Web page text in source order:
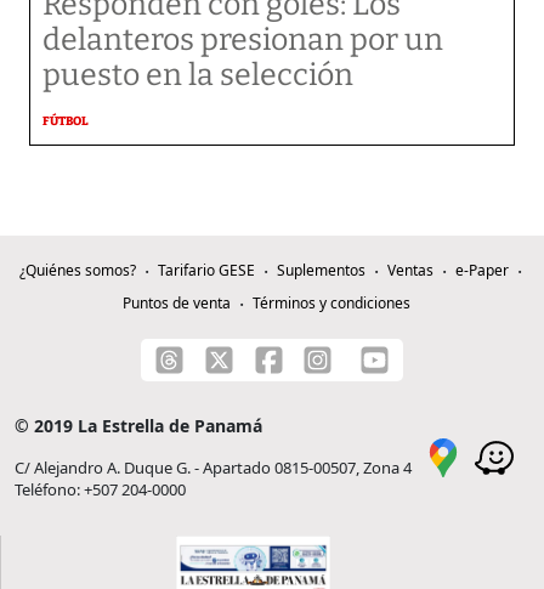
delanteros presionan por un
puesto en la selección
FÚTBOL
¿Quiénes somos? Tarifario GESE Suplementos Ventas
e-Paper
Puntos de venta
Términos y condiciones
© 2019 La Estrella de Panamá
C/ Alejandro A. Duque G. - Apartado 0815-00507, Zona 4
Teléfono: +507 204-0000